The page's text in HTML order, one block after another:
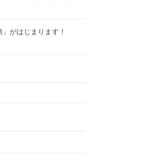
」がはじまります！